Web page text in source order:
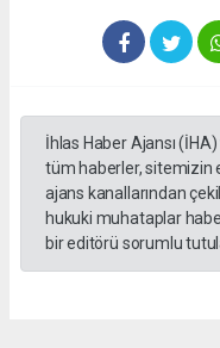
İhlas Haber Ajansı
tüm haberler, sitemizin
ajans kanallarından
hukuki muhataplar
bir editörü sorumlu